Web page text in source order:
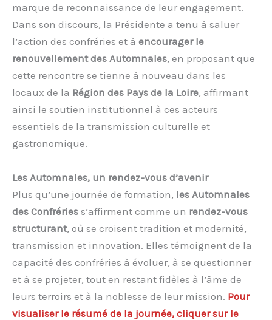
marque de reconnaissance de leur engagement.
Dans son discours, la Présidente a tenu à saluer
l’action des confréries et à encourager le
renouvellement des Automnales, en proposant que
cette rencontre se tienne à nouveau dans les
locaux de la Région des Pays de la Loire, affirmant
ainsi le soutien institutionnel à ces acteurs
essentiels de la transmission culturelle et
gastronomique.
Les Automnales, un rendez-vous d’avenir
Plus qu’une journée de formation, les Automnales
des Confréries s’affirment comme un rendez-vous
structurant, où se croisent tradition et modernité,
transmission et innovation. Elles témoignent de la
capacité des confréries à évoluer, à se questionner
et à se projeter, tout en restant fidèles à l’âme de
leurs terroirs et à la noblesse de leur mission. Pour
visualiser le résumé de la journée, cliquer sur le